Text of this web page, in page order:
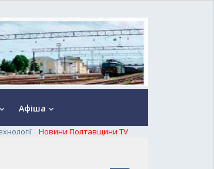
keyboard_arrow_down Афіша keyboard_arrow_down
Новини Полтавщини TV